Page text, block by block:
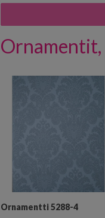
Ornamentit,
Ornamentti 5288-4